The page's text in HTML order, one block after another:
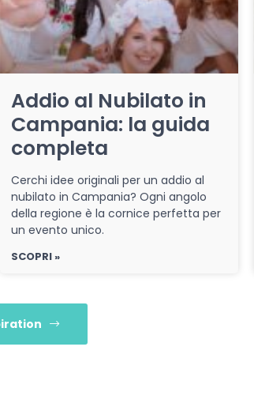
Addio al Nubilato in
Campania: la guida
completa
Cerchi idee originali per un addio al
nubilato in Campania? Ogni angolo
della regione è la cornice perfetta per
un evento unico.
SCOPRI »